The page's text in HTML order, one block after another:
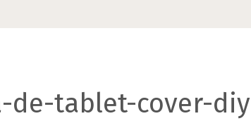
de-tablet-cover-diy